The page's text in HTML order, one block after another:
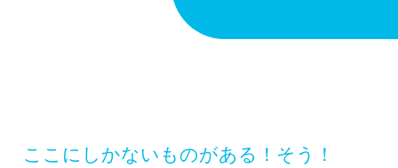
​ここにしかないものがある！そう！